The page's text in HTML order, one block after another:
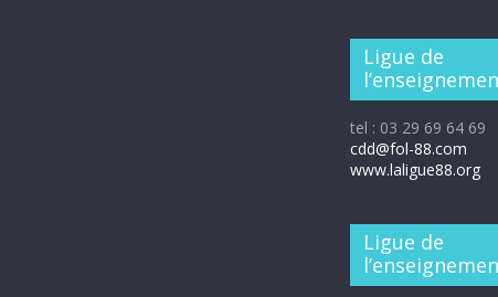
Ligue de
tel : 03 29 69 64 69
cdd@fol-88.com
www.laligue88.org
Ligue de